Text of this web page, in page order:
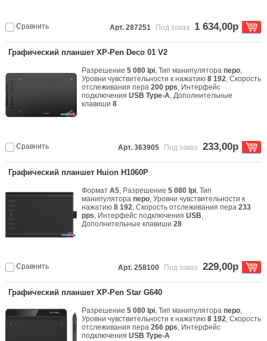
Сравнить Арт. 287251 Под заказ 1 634,00р
Графический планшет XP-Pen Deco 01 V2
Разрешение5 080 lpi, Тип манипулятораперо,
Уровни чувствительности к нажатию8 192, Скорость
отслеживания пера200 pps, Интерфейс
подключенияUSB Type-A, Дополнительные
клавиши8
Сравнить Арт. 363905 Под заказ 233,00р
Графический планшет Huion H1060P
ФорматA5, Разрешение5 080 lpi, Тип
манипулятораперо, Уровни чувствительности к
нажатию8 192, Скорость отслеживания пера233
pps, Интерфейс подключенияUSB,
Дополнительные клавиши28
Сравнить Арт. 258100 Под заказ 229,00р
Графический планшет XP-Pen Star G640
Разрешение5 080 lpi, Тип манипулятораперо,
Уровни чувствительности к нажатию8 192, Скорость
отслеживания пера266 pps, Интерфейс
подключенияUSB Type-A